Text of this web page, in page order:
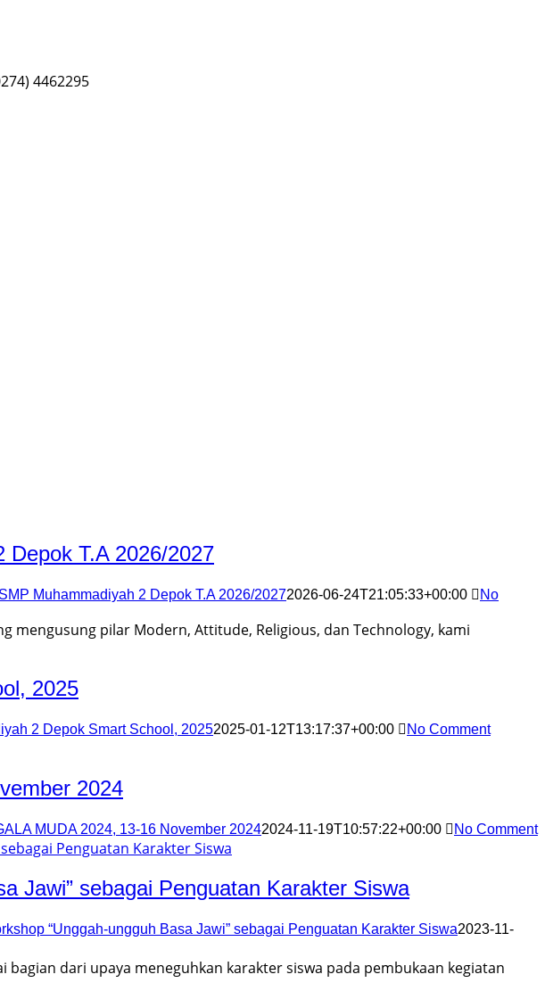
4462295
T.A 2026/2027
Muhammadiyah 2 Depok T.A 2026/20272026-06-24T21:05:33+00:00
No
mengusung pilar Modern, Attitude, Religious, dan Technology, kami
2025
2 Depok Smart School, 20252025-01-12T13:17:37+00:00 No Comment
2024
MUDA 2024, 13-16 November 20242024-11-19T10:57:22+00:00
No Comment
Jawi” sebagai Penguatan Karakter Siswa
“Unggah-ungguh Basa Jawi” sebagai Penguatan Karakter Siswa2023-11-
bagian dari upaya meneguhkan karakter siswa pada pembukaan kegiatan